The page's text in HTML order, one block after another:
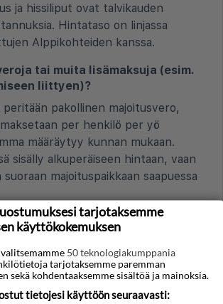
ja hissiliput ovat talvikauden
Hintataso on linjassa
Alppikohteiden kanssa.
tai muita lisämaksuja (esim.
liittyen)?
pakollinen majoitusvero,
per henkilö per yö
määräytyy kunnan mukaan.
sisälly alkuperäiseen hintaan, vaan
suoraan majoituspaikkaan saapuessa
ja kortit ovat yleisiä?
ja kaupoissa St.
ravintolat ja paikalliset kojut
käteistä euroina (EUR). Pientä
tarjotaksemme
käyttökokemuksen
50 teknologiakumppania
tarjotaksemme paremman
sekä kohdentaaksemme sisältöä ja mainoksia.
tietojesi käyttöön seuraavasti: